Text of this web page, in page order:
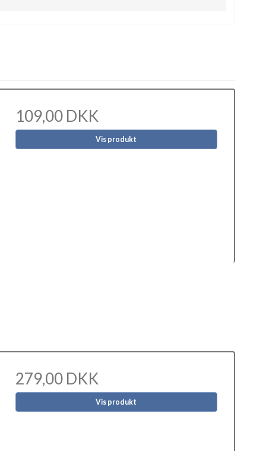
109,00 DKK
Vis produkt
279,00 DKK
Vis produkt